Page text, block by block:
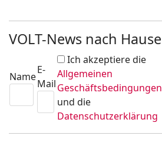
VOLT-News nach Hause
Name
E-
Mail
Ich akzeptiere die
Allgemeinen
Geschäftsbedingungen
und die
Datenschutzerklärung